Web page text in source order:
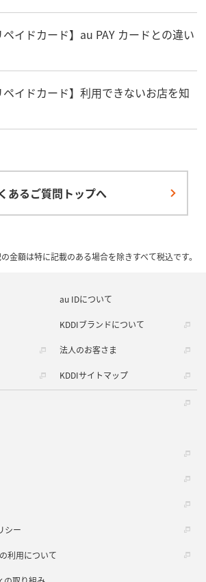
ペイドカード】au PAY カードとの違い
ペイドカード】利用できないお店を知
あるご質問トップへ
金額は特に記載のある場合を除きすべて税込です。
au IDについて
KDDIブランドについて
法人のお客さま
KDDIサイトマップ
シー
利用について